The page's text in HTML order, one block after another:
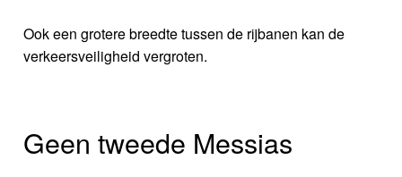
Ook een grotere breedte tussen de rijbanen kan de
verkeersveiligheid vergroten.
Geen tweede Messias